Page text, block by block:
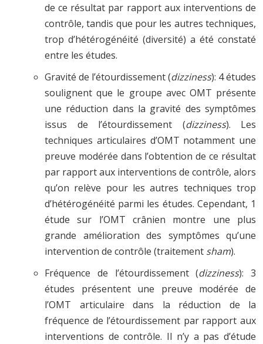
de ce résultat par rapport aux interventions de
contrôle, tandis que pour les autres techniques,
trop d’hétérogénéité (diversité) a été constaté
entre les études.
Gravité de l’étourdissement (dizziness): 4 études
soulignent que le groupe avec OMT présente
une réduction dans la gravité des symptômes
issus de l’étourdissement (dizziness). Les
techniques articulaires d’OMT notamment une
preuve modérée dans l’obtention de ce résultat
par rapport aux interventions de contrôle, alors
qu’on relève pour les autres techniques trop
d’hétérogénéité parmi les études. Cependant, 1
étude sur l’OMT crânien montre une plus
grande amélioration des symptômes qu’une
intervention de contrôle (traitement sham).
Fréquence de l’étourdissement (dizziness): 3
études présentent une preuve modérée de
l’OMT articulaire dans la réduction de la
fréquence de l’étourdissement par rapport aux
interventions de contrôle. Il n’y a pas d’étude